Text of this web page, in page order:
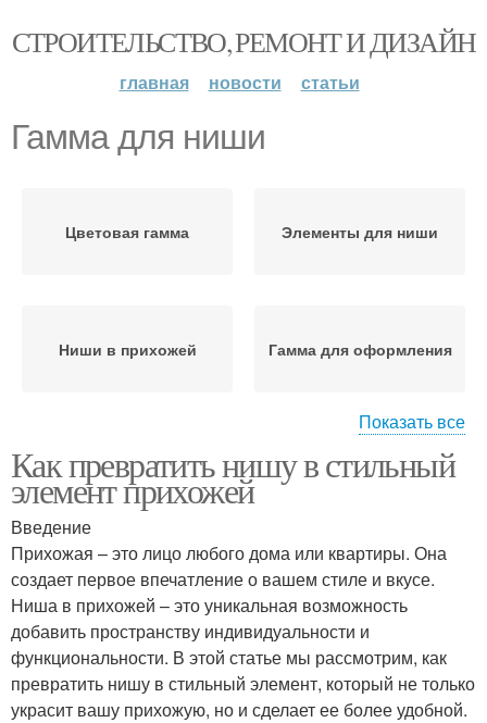
СТРОИТЕЛЬСТВО, РЕМОНТ И ДИЗАЙН
главная новости статьи
Гамма для ниши
Цветовая гамма Элементы для ниши
Ниши в прихожей Гамма для оформления
Рыночная ниша Ниши от сегмента
Рыночные ниши Ниши по назначению
Ниши в коридоре Решения для ниши
Показать все
Как превратить нишу в стильный
элемент прихожей
Введение
Прихожая – это лицо любого дома или квартиры. Она
создает первое впечатление о вашем стиле и вкусе.
Ниша в прихожей – это уникальная возможность
добавить пространству индивидуальности и
функциональности. В этой статье мы рассмотрим, как
превратить нишу в стильный элемент, который не только
украсит вашу прихожую, но и сделает ее более удобной.